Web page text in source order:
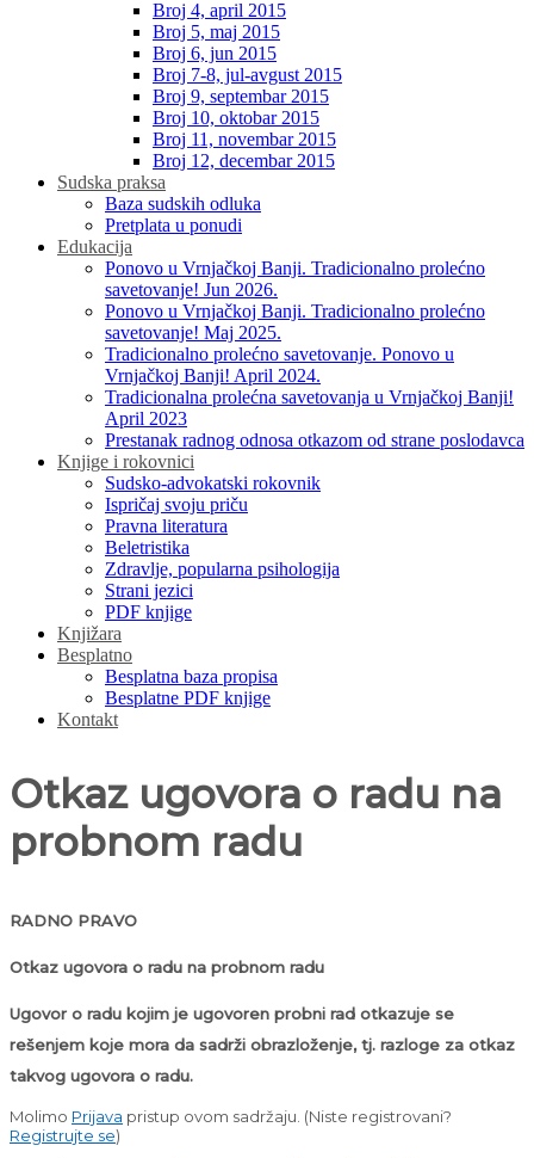
Broj 4, april 2015
Broj 5, maj 2015
Broj 6, jun 2015
Broj 7-8, jul-avgust 2015
Broj 9, septembar 2015
Broj 10, oktobar 2015
Broj 11, novembar 2015
Broj 12, decembar 2015
Sudska praksa
Baza sudskih odluka
Pretplata u ponudi
Edukacija
Ponovo u Vrnjačkoj Banji. Tradicionalno prolećno
savetovanje! Jun 2026.
Ponovo u Vrnjačkoj Banji. Tradicionalno prolećno
savetovanje! Maj 2025.
Tradicionalno prolećno savetovanje. Ponovo u
Vrnjačkoj Banji! April 2024.
Tradicionalna prolećna savetovanja u Vrnjačkoj Banji!
April 2023
Prestanak radnog odnosa otkazom od strane poslodavca
Knjige i rokovnici
Sudsko-advokatski rokovnik
Ispričaj svoju priču
Pravna literatura
Beletristika
Zdravlje, popularna psihologija
Strani jezici
PDF knjige
Knjižara
Besplatno
Besplatna baza propisa
Besplatne PDF knjige
Kontakt
Otkaz ugovora o radu na
probnom radu
RADNO PRAVO
Otkaz ugovora o radu na probnom radu
Ugovor o radu kojim je ugovoren probni rad otkazuje se
rešenjem koje mora da sadrži obrazloženje, tj. razloge za otkaz
takvog ugovora o radu.
Molimo Prijava pristup ovom sadržaju. (Niste registrovani?
Registrujte se)